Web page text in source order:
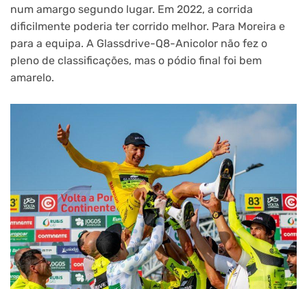
num amargo segundo lugar. Em 2022, a corrida
dificilmente poderia ter corrido melhor. Para Moreira e
para a equipa. A Glassdrive-Q8-Anicolor não fez o
pleno de classificações, mas o pódio final foi bem
amarelo.